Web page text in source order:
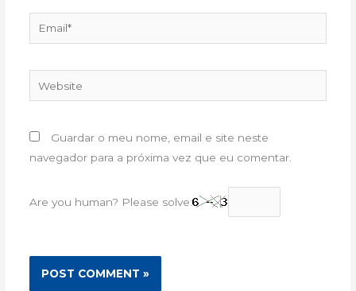
Website
Guardar o meu nome, email e site neste
navegador para a próxima vez que eu comentar.
Are you human? Please solve: